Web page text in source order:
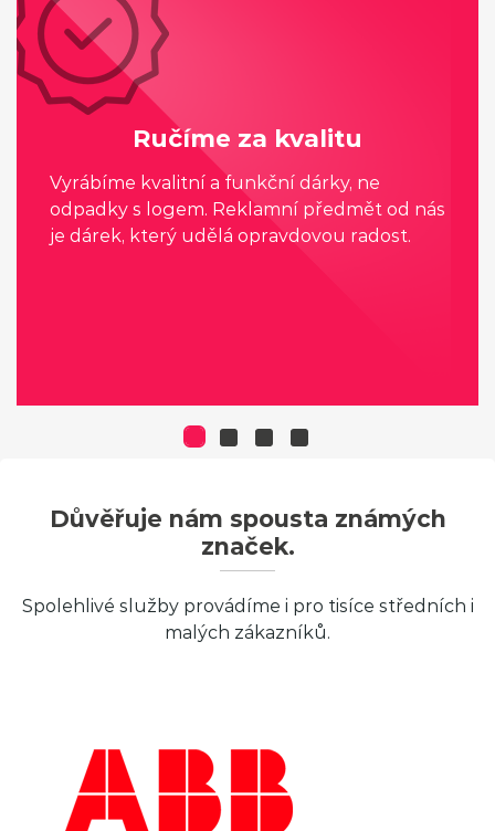
Ručíme za kvalitu
Vyrábíme kvalitní a funkční dárky, ne
odpadky s logem. Reklamní předmět od nás
je dárek, který udělá opravdovou radost.
Důvěřuje nám spousta známých
značek.
Spolehlivé služby provádíme i pro tisíce středních i
malých zákazníků.